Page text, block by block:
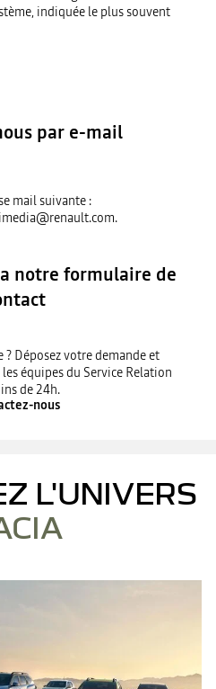
indiquée le plus souvent
par e-mail
mail suivante :
notre formulaire de
? Déposez votre demande et
équipes du Service Relation
de 24h.
nous
L'UNIVERS